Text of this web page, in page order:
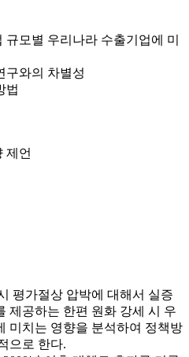
모별 우리나라 수출기업에 미
구와의 차별성
법
제언
평가절상 압박에 대해서 실증
제공하는 한편 원화 강세 시 우
미치는 영향을 분석하여 정책방
으로 한다.